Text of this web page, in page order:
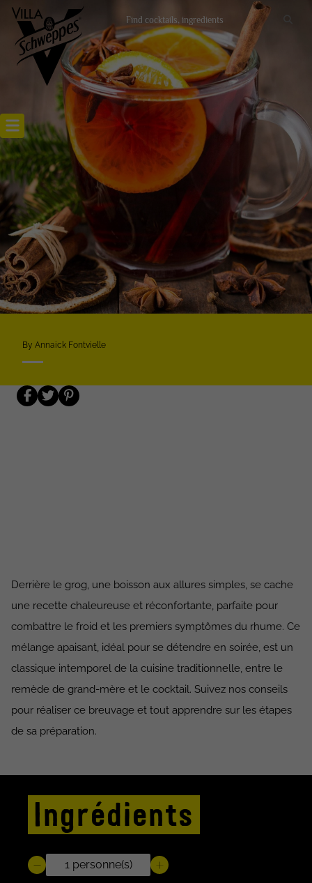
Recettes cocktails
Articles cocktails
Lieux
Actualités
RECETTE GROG
By Annaick Fontvielle
Derrière le grog, une boisson aux allures simples, se cache
une recette chaleureuse et réconfortante, parfaite pour
combattre le froid et les premiers symptômes du rhume. Ce
mélange apaisant, idéal pour se détendre en soirée, est un
classique intemporel de la cuisine traditionnelle, entre le
remède de grand-mère et le cocktail. Suivez nos conseils
pour réaliser ce breuvage et tout apprendre sur les étapes
de sa préparation.
Ingrédients